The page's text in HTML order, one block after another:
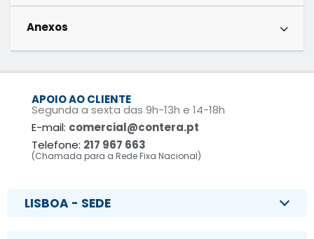
Anexos
APOIO AO CLIENTE
Segunda a sexta das 9h-13h e 14-18h
E-mail: comercial@contera.pt
Telefone: 217 967 663
(Chamada para a Rede Fixa Nacional)
LISBOA - SEDE